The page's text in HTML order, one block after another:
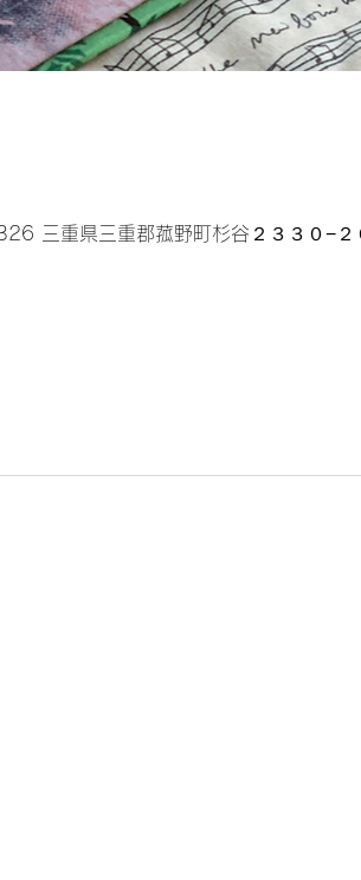
三重県三重郡菰野町杉谷２３３０−２